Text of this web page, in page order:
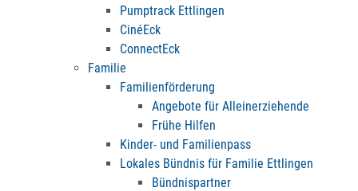
Pumptrack Ettlingen
CinéEck
ConnectEck
Familie
Familienförderung
Angebote für Alleinerziehende
Frühe Hilfen
Kinder- und Familienpass
Lokales Bündnis für Familie Ettlingen
Bündnispartner